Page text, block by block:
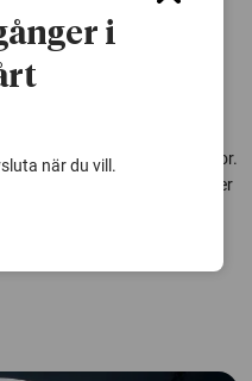
cancerrisken
tidigare kunnat kopplas till
död, främst hos kvinnor.
risken minskar – och tyder
kan spela en avgörande
i
när du vill.